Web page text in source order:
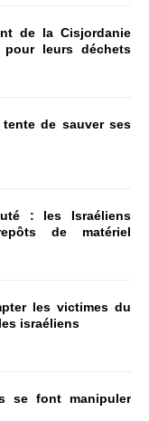
de la Cisjordanie
pour leurs déchets
de sauver ses
: les Israéliens
de matériel
les victimes du
israéliens
se font manipuler